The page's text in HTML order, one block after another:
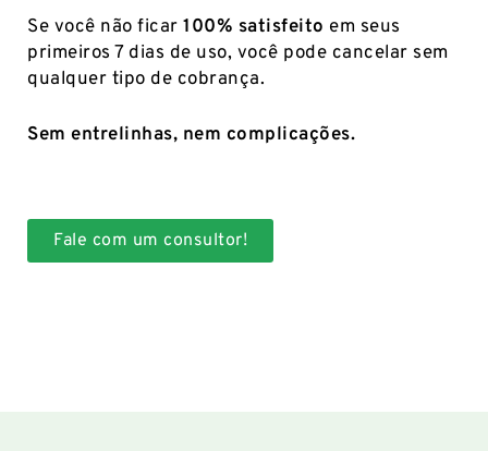
Se você não ficar 100% satisfeito em seus
primeiros 7 dias de uso, você pode cancelar sem
qualquer tipo de cobrança.
Sem entrelinhas, nem complicações.
Fale com um consultor!